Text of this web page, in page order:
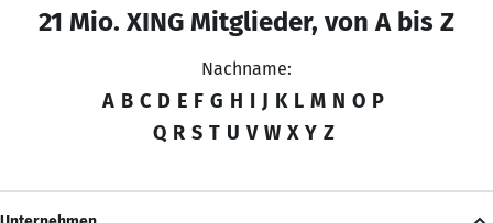
21 Mio. XING Mitglieder, von A bis Z
Nachname:
A B C D E F G H I J K L M N O P
Q R S T U V W X Y Z